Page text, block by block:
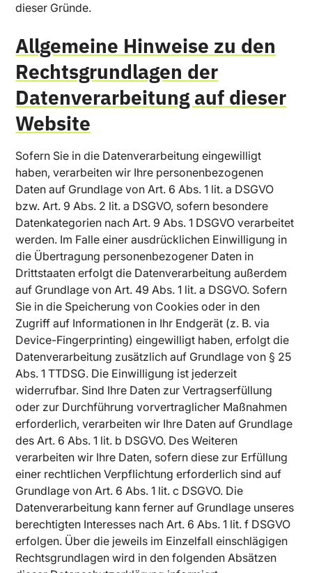
dieser Gründe.
Allgemeine Hinweise zu den
Rechtsgrundlagen der
Datenverarbeitung auf dieser
Website
Sofern Sie in die Datenverarbeitung eingewilligt
haben, verarbeiten wir Ihre personenbezogenen
Daten auf Grundlage von Art. 6 Abs. 1 lit. a DSGVO
bzw. Art. 9 Abs. 2 lit. a DSGVO, sofern besondere
Datenkategorien nach Art. 9 Abs. 1 DSGVO verarbeitet
werden. Im Falle einer ausdrücklichen Einwilligung in
die Übertragung personenbezogener Daten in
Drittstaaten erfolgt die Datenverarbeitung außerdem
auf Grundlage von Art. 49 Abs. 1 lit. a DSGVO. Sofern
Sie in die Speicherung von Cookies oder in den
Zugriff auf Informationen in Ihr Endgerät (z. B. via
Device-Fingerprinting) eingewilligt haben, erfolgt die
Datenverarbeitung zusätzlich auf Grundlage von § 25
Abs. 1 TTDSG. Die Einwilligung ist jederzeit
widerrufbar. Sind Ihre Daten zur Vertragserfüllung
oder zur Durchführung vorvertraglicher Maßnahmen
erforderlich, verarbeiten wir Ihre Daten auf Grundlage
des Art. 6 Abs. 1 lit. b DSGVO. Des Weiteren
verarbeiten wir Ihre Daten, sofern diese zur Erfüllung
einer rechtlichen Verpflichtung erforderlich sind auf
Grundlage von Art. 6 Abs. 1 lit. c DSGVO. Die
Datenverarbeitung kann ferner auf Grundlage unseres
berechtigten Interesses nach Art. 6 Abs. 1 lit. f DSGVO
erfolgen. Über die jeweils im Einzelfall einschlägigen
Rechtsgrundlagen wird in den folgenden Absätzen